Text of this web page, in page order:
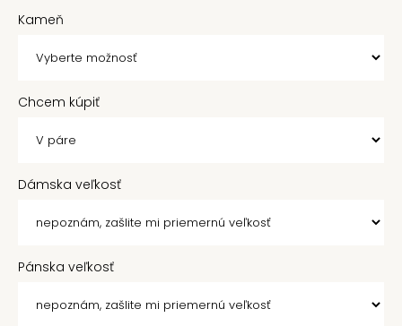
Kameň
Chcem kúpiť
Dámska veľkosť
Pánska veľkosť